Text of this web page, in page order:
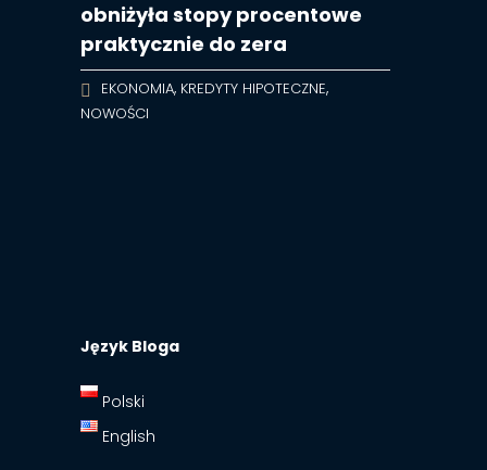
obniżyła stopy procentowe
praktycznie do zera
EKONOMIA, KREDYTY HIPOTECZNE,
NOWOŚCI
Język Bloga
Polski
English